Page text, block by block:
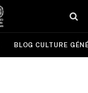
BLOG CULTURE